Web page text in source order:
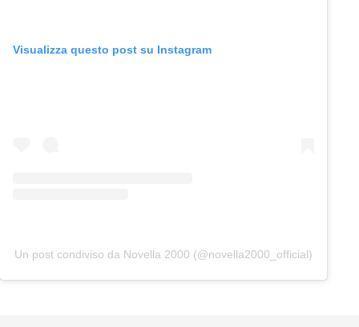
Visualizza questo post su Instagram
Un post condiviso da Novella 2000 (@novella2000_official)